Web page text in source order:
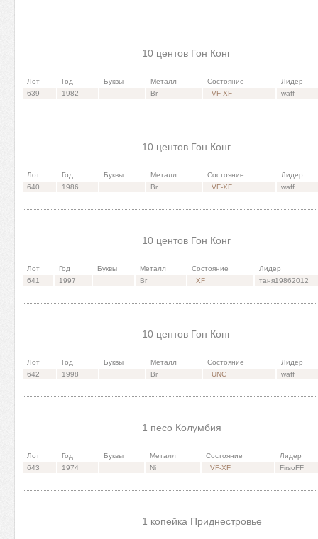
10 центов Гон Конг
Лот Год Буквы Металл Состояние
Лидер
639
1982 Br VF-XF waff
10 центов Гон Конг
Лот Год Буквы Металл Состояние
Лидер
640
1986 Br VF-XF waff
10 центов Гон Конг
Лот Год Буквы Металл Состояние
Лидер
641
1997 Br XF таня19862012
10 центов Гон Конг
Лот Год Буквы Металл Состояние
Лидер
642
1998 Br UNC waff
1 песо Колумбия
Лот Год Буквы Металл Состояние
Лидер
643
1974 Ni VF-XF FirsoFF
1 копейка Приднестровье